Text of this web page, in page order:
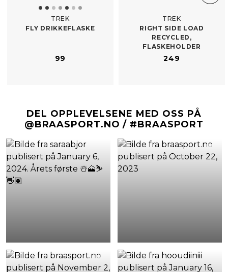
TREK
FLY DRIKKEFLASKE
99
TREK
RIGHT SIDE LOAD
RECYCLED,
FLASKEHOLDER
249
DEL OPPLEVELSENE MED OSS PÅ
@BRAASPORT.NO / #BRAASPORT